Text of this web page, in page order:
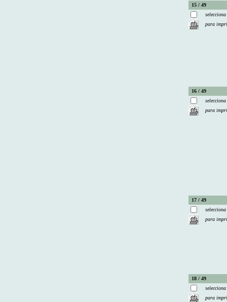
15 / 49
selecciona
para
16 / 49
selecciona
para
17 / 49
selecciona
para
18 / 49
selecciona
para